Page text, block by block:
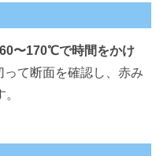
〜170℃で時間をかけ
て断面を確認し、赤み